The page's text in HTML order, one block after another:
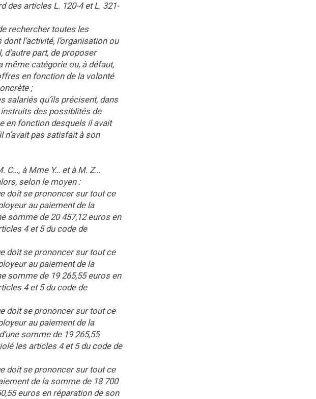
des articles L. 120-4 et L. 321-
rechercher toutes les
l’activité, l’organisation ou
part, de proposer
catégorie ou, à défaut,
en fonction de la volonté
;
salariés qu’ils précisent, dans
des possiblités de
en fonction desquels il avait
pas satisfait à son
C…, à Mme Y… et à M. Z…
selon le moyen :
doit se prononcer sur tout ce
au paiement de la
somme de 20 457,12 euros en
4 et 5 du code de
doit se prononcer sur tout ce
au paiement de la
somme de 19 265,55 euros en
4 et 5 du code de
doit se prononcer sur tout ce
au paiement de la
somme de 19 265,55
les articles 4 et 5 du code de
doit se prononcer sur tout ce
de la somme de 18 700
euros en réparation de son